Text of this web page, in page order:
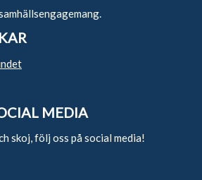
MEDIA
skoj, följ oss på social media!